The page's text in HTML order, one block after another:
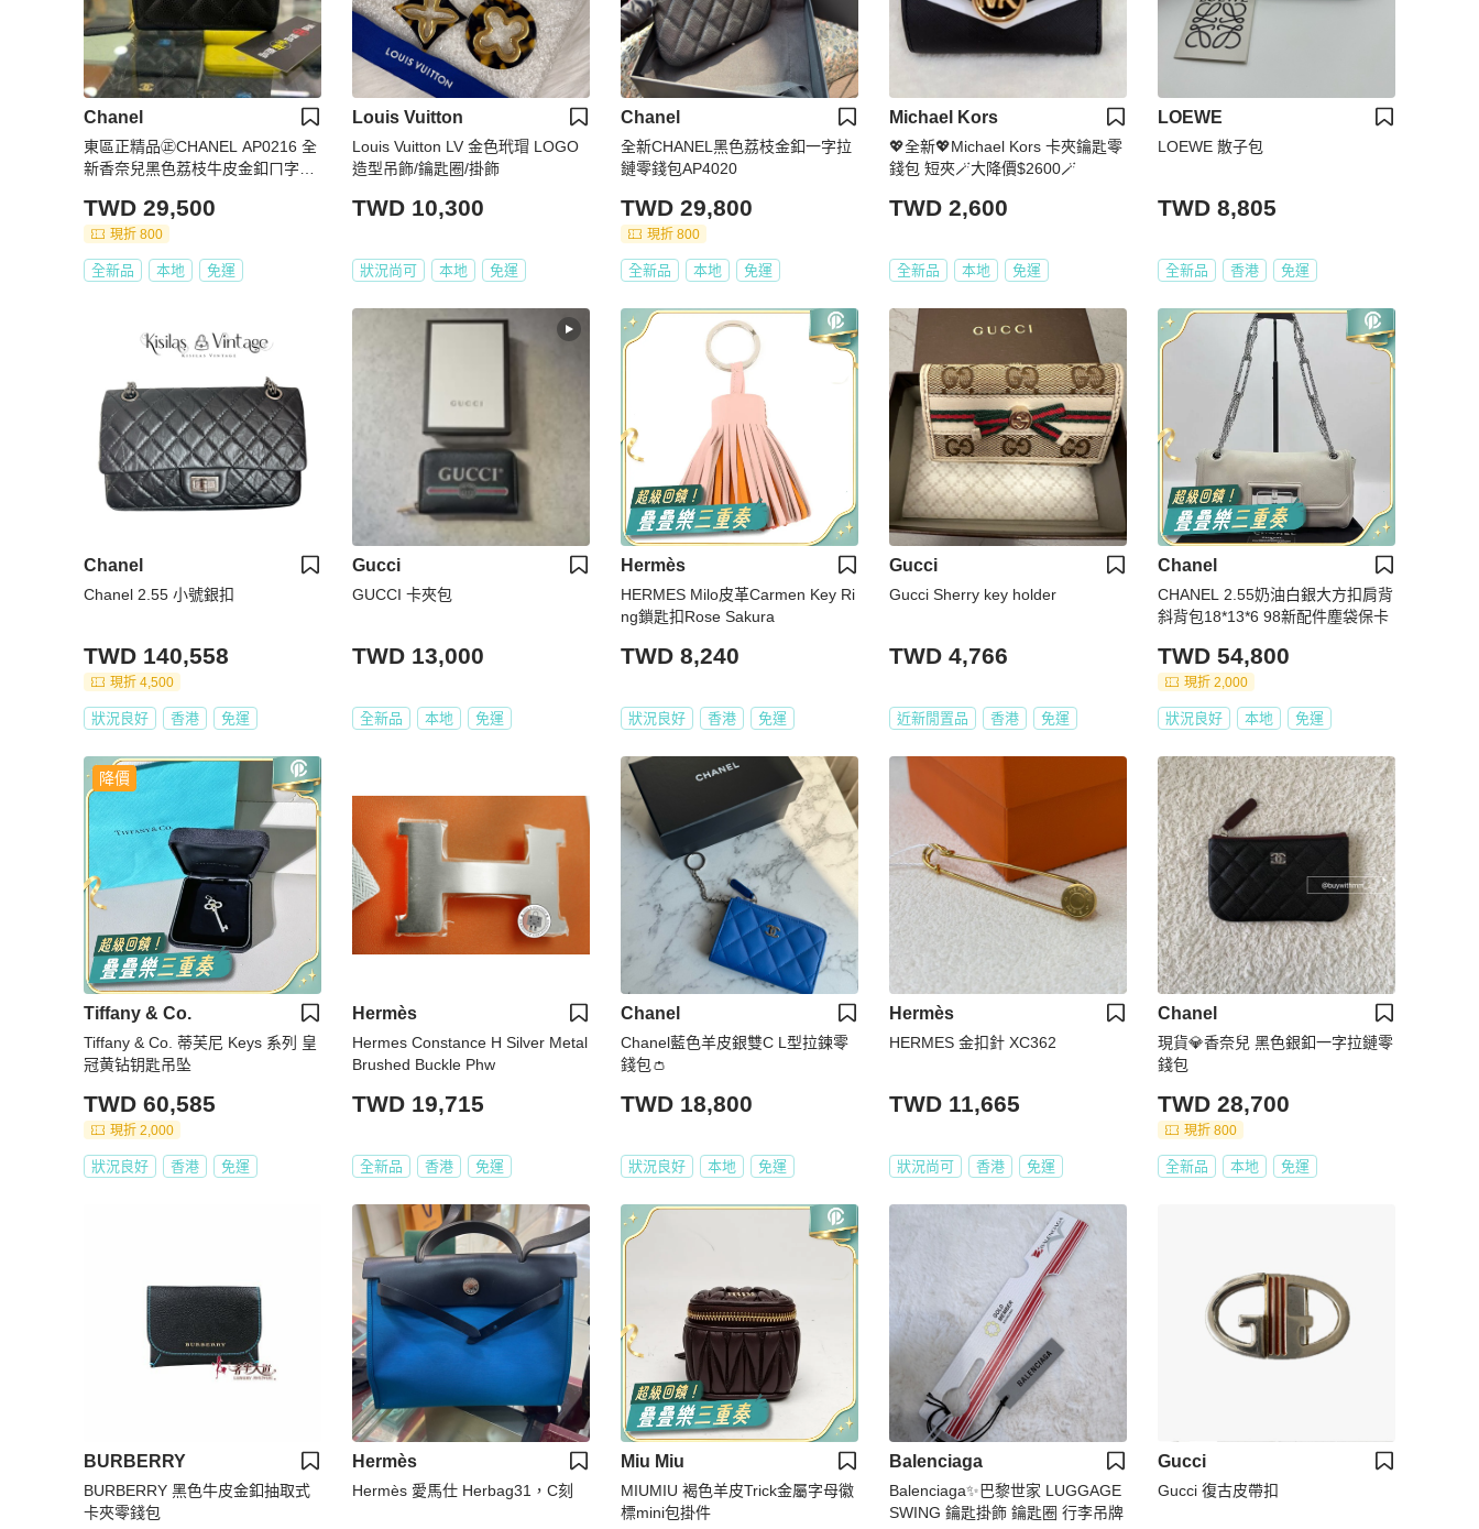
Chanel
東區正精品㊣CHANEL AP0216 全
新香奈兒黑色荔枝牛皮金釦ㄇ字拉
TWD 29,500
現折 800
全新品 本地 免運
Louis Vuitton
Louis Vuitton LV 金色玳瑁 LOGO
造型吊飾/鑰匙圈/掛飾
TWD 10,300
狀況尚可 本地 免運
Chanel
全新CHANEL黑色荔枝金釦一字拉
鏈零錢包AP4020
TWD 29,800
現折 800
全新品 本地 免運
Michael Kors
💖全新💖Michael Kors 卡夾鑰匙零
錢包 短夾🪄大降價$2600🪄
TWD 2,600
全新品 本地 免運
LOEWE
LOEWE 散子包
TWD 8,805
全新品 香港 免運
Chanel
Chanel 2.55 小號銀扣
TWD 140,558
現折 4,500
狀況良好 香港 免運
Gucci
GUCCI 卡夾包
TWD 13,000
全新品 本地 免運
Hermès
HERMES Milo皮革Carmen Key Ri
ng鎖匙扣Rose Sakura
TWD 8,240
狀況良好 香港 免運
Gucci
Gucci Sherry key holder
TWD 4,766
近新閒置品 香港 免運
Chanel
CHANEL 2.55奶油白銀大方扣肩背
斜背包18*13*6 98新配件塵袋保卡
TWD 54,800
現折 2,000
狀況良好 本地 免運
降價
Tiffany & Co.
Tiffany & Co. 蒂芙尼 Keys 系列 皇
冠黄钻钥匙吊坠
TWD 60,585
現折 2,000
狀況良好 香港 免運
Hermès
Hermes Constance H Silver Metal
Brushed Buckle Phw
TWD 19,715
全新品 香港 免運
Chanel
Chanel藍色羊皮銀雙C L型拉鍊零
錢包👛
TWD 18,800
狀況良好 本地 免運
Hermès
HERMES 金扣針 XC362
TWD 11,665
狀況尚可 香港 免運
Chanel
現貨💎香奈兒 黑色銀釦一字拉鏈零
錢包
TWD 28,700
現折 800
全新品 本地 免運
BURBERRY
BURBERRY 黑色牛皮金釦抽取式
卡夾零錢包
Hermès
Hermès 愛馬仕 Herbag31，C刻
Miu Miu
MIUMIU 褐色羊皮Trick金屬字母徽
標mini包掛件
Balenciaga
Balenciaga✨巴黎世家 LUGGAGE
SWING 鑰匙掛飾 鑰匙圈 行李吊牌
Gucci
Gucci 復古皮帶扣